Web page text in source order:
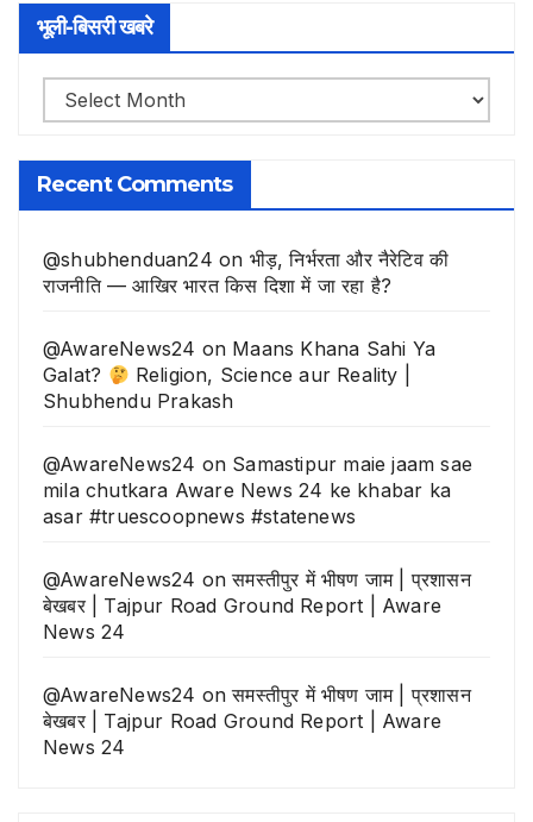
भूली-बिसरी खबरे
भूली-
बिसरी
खबरे
Recent Comments
@shubhenduan24 on भीड़, निर्भरता और नैरेटिव की
राजनीति — आखिर भारत किस दिशा में जा रहा है?
@AwareNews24 on Maans Khana Sahi Ya
Galat?
Religion, Science aur Reality |
Shubhendu Prakash
@AwareNews24 on Samastipur maie jaam sae
mila chutkara Aware News 24 ke khabar ka
asar #truescoopnews #statenews
@AwareNews24 onसमस्तीपुर में भीषण जाम | प्रशासन
बेखबर | Tajpur Road Ground Report | Aware
News 24
@AwareNews24 onसमस्तीपुर में भीषण जाम | प्रशासन
बेखबर | Tajpur Road Ground Report | Aware
News 24